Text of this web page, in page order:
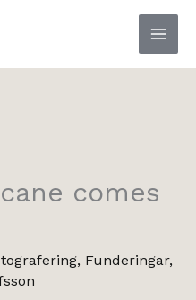
comes
, Funderingar,